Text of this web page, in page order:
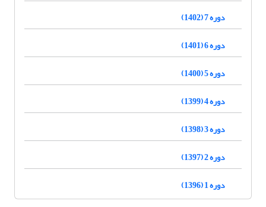
دوره 7 (1402)
دوره 6 (1401)
دوره 5 (1400)
دوره 4 (1399)
دوره 3 (1398)
دوره 2 (1397)
دوره 1 (1396)